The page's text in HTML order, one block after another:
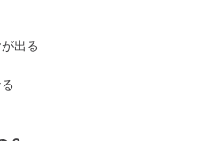
出る